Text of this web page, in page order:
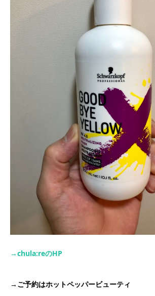
→chula:reのHP
→ ご予約はホットペッパービューティ